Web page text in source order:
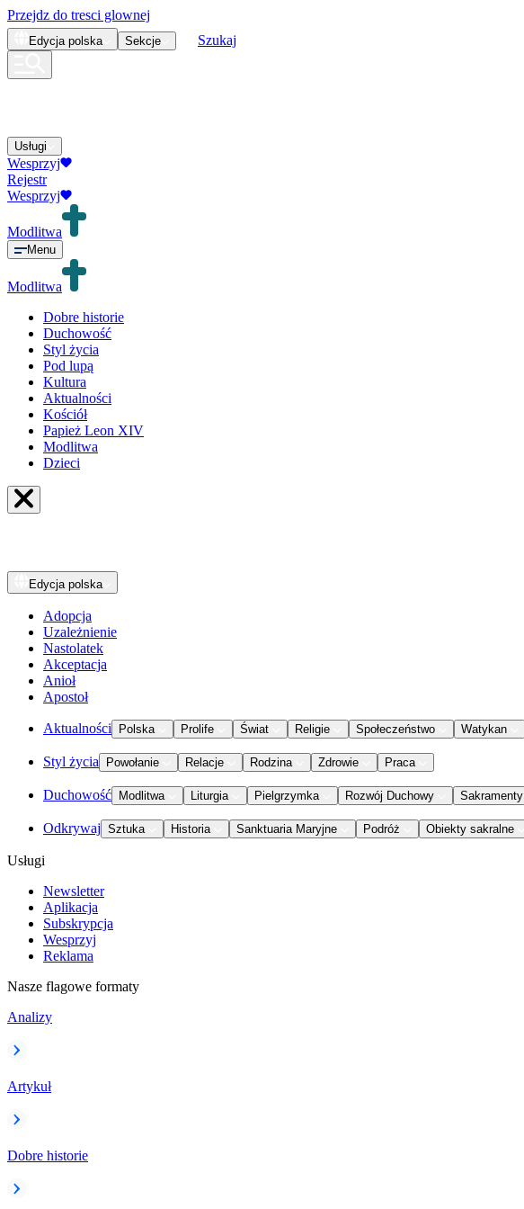
Przejdz do tresci glownej
Edycja polska Sekcje Szukaj
Usługi
Wesprzyj
Rejestr
Wesprzyj
Modlitwa
Menu
Modlitwa
Dobre historie
Duchowość
Styl życia
Pod lupą
Kultura
Aktualności
Kościół
Papież Leon XIV
Modlitwa
Dzieci
Edycja polska
Adopcja
Uzależnienie
Nastolatek
Akceptacja
Anioł
Apostoł
Aktualności Polska Prolife Świat Religie Społeczeństwo Watykan
Styl życia Powołanie Relacje Rodzina Zdrowie Praca
Duchowość Modlitwa Liturgia Pielgrzymka Rozwój Duchowy Sakramenty
Odkrywaj Sztuka Historia Sanktuaria Maryjne Podróż Obiekty sakralne
Usługi
Newsletter
Aplikacja
Subskrypcja
Wesprzyj
Reklama
Nasze flagowe formaty
Analizy
Artykuł
Dobre historie